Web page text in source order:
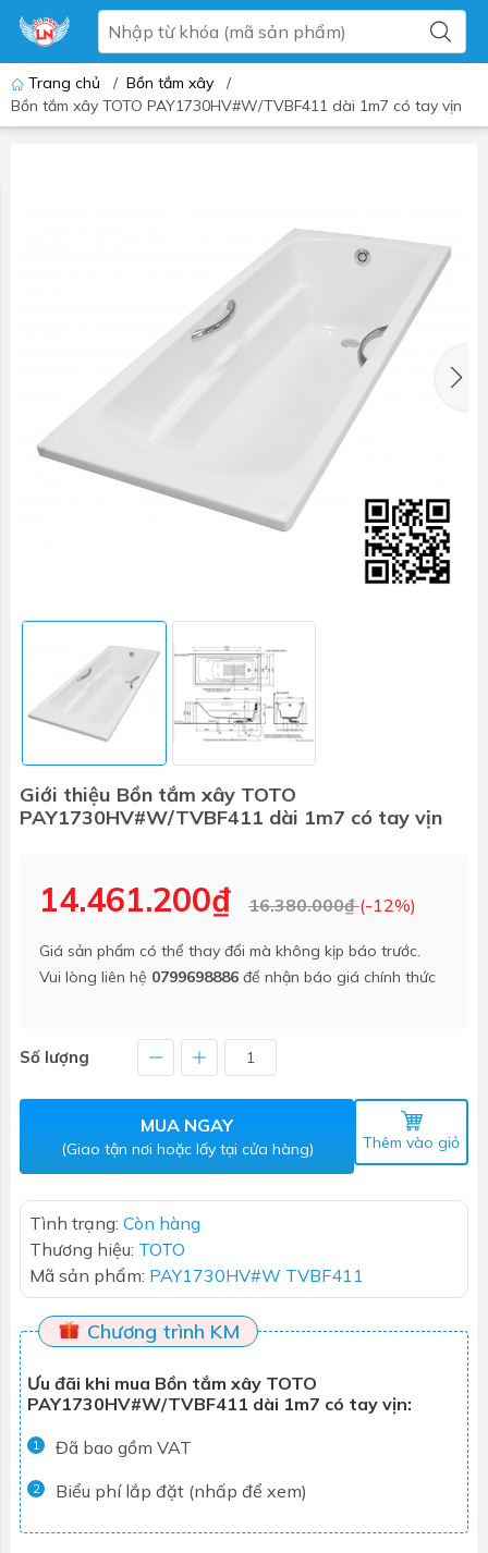
Trang chủ / Bồn tắm xây
/
Bồn tắm xây TOTO PAY1730HV#W/TVBF411 dài 1m7 có tay vịn
Giới thiệu Bồn tắm xây TOTO
PAY1730HV#W/TVBF411 dài 1m7 có tay vịn
14.461.200₫ 16.380.000₫(-12%)
Giá sản phẩm có thể thay đổi mà không kịp báo trước.
Vui lòng liên hệ 0799698886 để nhận báo giá chính thức
Số lượng
MUA NGAY
(Giao tận nơi hoặc lấy tại cửa hàng) Thêm vào giỏ
Tình trạng: Còn hàng
Thương hiệu: TOTO
Mã sản phẩm: PAY1730HV#W TVBF411
Chương trình KM
Ưu đãi khi mua Bồn tắm xây TOTO
PAY1730HV#W/TVBF411 dài 1m7 có tay vịn:
1 Đã bao gồm VAT
2 Biểu phí lắp đặt (nhấp để xem)